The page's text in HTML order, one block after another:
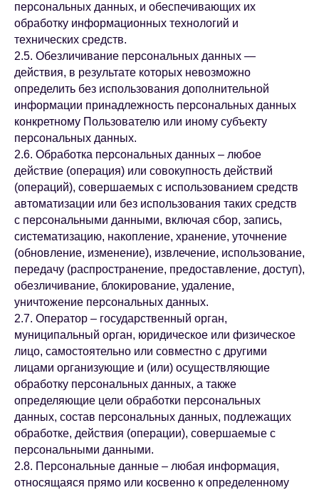
персональных данных, и обеспечивающих их
обработку информационных технологий и
технических средств.
2.5. Обезличивание персональных данных —
действия, в результате которых невозможно
определить без использования дополнительной
информации принадлежность персональных данных
конкретному Пользователю или иному субъекту
персональных данных.
2.6. Обработка персональных данных – любое
действие (операция) или совокупность действий
(операций), совершаемых с использованием средств
автоматизации или без использования таких средств
с персональными данными, включая сбор, запись,
систематизацию, накопление, хранение, уточнение
(обновление, изменение), извлечение, использование,
передачу (распространение, предоставление, доступ),
обезличивание, блокирование, удаление,
уничтожение персональных данных.
2.7. Оператор – государственный орган,
муниципальный орган, юридическое или физическое
лицо, самостоятельно или совместно с другими
лицами организующие и (или) осуществляющие
обработку персональных данных, а также
определяющие цели обработки персональных
данных, состав персональных данных, подлежащих
обработке, действия (операции), совершаемые с
персональными данными.
2.8. Персональные данные – любая информация,
относящаяся прямо или косвенно к определенному